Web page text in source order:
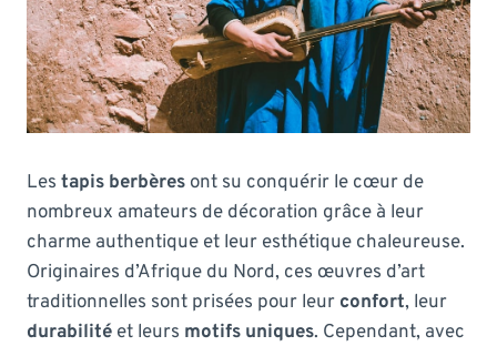
Les tapis berbères ont su conquérir le cœur de
nombreux amateurs de décoration grâce à leur
charme authentique et leur esthétique chaleureuse.
Originaires d’Afrique du Nord, ces œuvres d’art
traditionnelles sont prisées pour leur confort, leur
durabilité et leurs motifs uniques. Cependant, avec